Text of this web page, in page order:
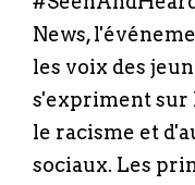
News,
les voix des
s'expriment sur
le racisme et
sociaux. Les